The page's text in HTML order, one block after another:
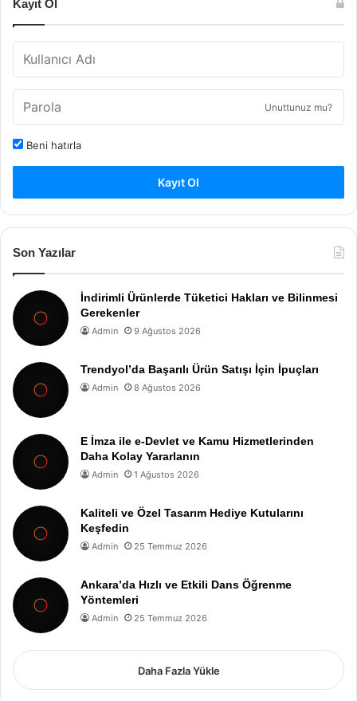
Kayıt Ol
Unuttunuz mu?
Beni hatırla
Kayıt Ol
Son Yazılar
İndirimli Ürünlerde Tüketici Hakları ve Bilinmesi
Gerekenler
Admin 9 Ağustos 2026
Trendyol’da Başarılı Ürün Satışı İçin İpuçları
Admin 8 Ağustos 2026
E İmza ile e-Devlet ve Kamu Hizmetlerinden
Daha Kolay Yararlanın
Admin 1 Ağustos 2026
Kaliteli ve Özel Tasarım Hediye Kutularını
Keşfedin
Admin 25 Temmuz 2026
Ankara’da Hızlı ve Etkili Dans Öğrenme
Yöntemleri
Admin 25 Temmuz 2026
Daha Fazla Yükle